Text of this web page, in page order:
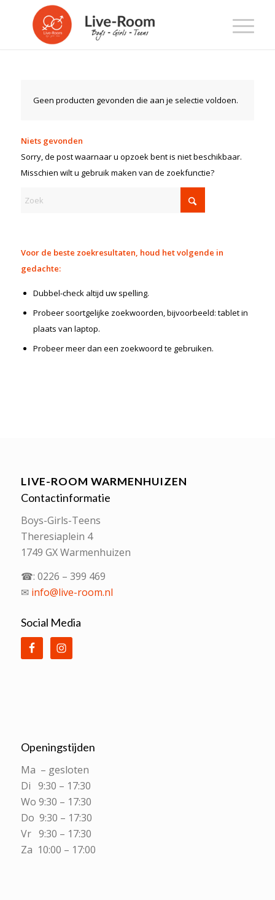
Geen producten gevonden die aan je selectie voldoen.
Niets gevonden
Sorry, de post waarnaar u opzoek bent is niet beschikbaar.
Misschien wilt u gebruik maken van de zoekfunctie?
Voor de beste zoekresultaten, houd het volgende in
gedachte:
Dubbel-check altijd uw spelling.
Probeer soortgelijke zoekwoorden, bijvoorbeeld: tablet in
plaats van laptop.
Probeer meer dan een zoekwoord te gebruiken.
LIVE-ROOM WARMENHUIZEN
Contactinformatie
Boys-Girls-Teens
Theresiaplein 4
1749 GX Warmenhuizen
☎: 0226 – 399 469
✉ info@live-room.nl
Social Media
Openingstijden
Ma – gesloten
Di 9:30 – 17:30
Wo 9:30 – 17:30
Do 9:30 – 17:30
Vr 9:30 – 17:30
Za 10:00 – 17:00